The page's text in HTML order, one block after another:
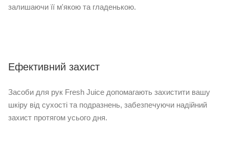
залишаючи її м'якою та гладенькою.
Ефективний захист
Засоби для рук Fresh Juice допомагають захистити вашу
шкіру від сухості та подразнень, забезпечуючи надійний
захист протягом усього дня.